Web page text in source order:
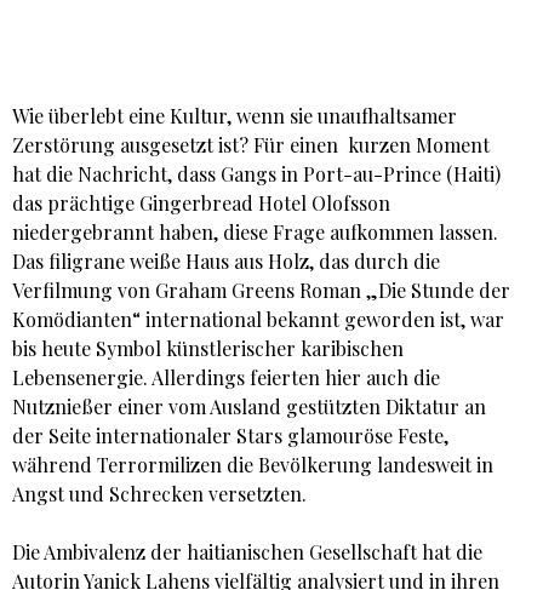
Wie überlebt eine Kultur, wenn sie unaufhaltsamer
Zerstörung ausgesetzt ist? Für einen kurzen Moment
hat die Nachricht, dass Gangs in Port-au-Prince (Haiti)
das prächtige Gingerbread Hotel Olofsson
niedergebrannt haben, diese Frage aufkommen lassen.
Das filigrane weiße Haus aus Holz, das durch die
Verfilmung von Graham Greens Roman „Die Stunde der
Komödianten“ international bekannt geworden ist, war
bis heute Symbol künstlerischer karibischen
Lebensenergie. Allerdings feierten hier auch die
Nutznießer einer vom Ausland gestützten Diktatur an
der Seite internationaler Stars glamouröse Feste,
während Terrormilizen die Bevölkerung landesweit in
Angst und Schrecken versetzten.
Die Ambivalenz der haitianischen Gesellschaft hat die
Autorin Yanick Lahens vielfältig analysiert und in ihren